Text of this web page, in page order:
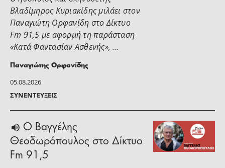
05.08.2026
ΣΥΝΕΝΤΕΎΞΕΙΣ
Βλαδίμηρος Κυριακίδης μιλάει στoν
Παναγιώτη Ορφανίδη στο Δίκτυο
Fm 91,5 με αφορμή τη παράσταση
«Κατά Φαντασίαν Ασθενής», …
Παναγιώτης Ορφανίδης
Ο Βαγγέλης
Θεοδωρόπουλος στο Δίκτυο
Fm 91,5